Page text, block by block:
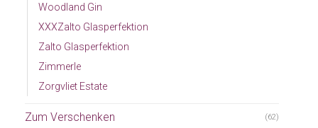
Woodland Gin
XXXZalto Glasperfektion
Zalto Glasperfektion
Zimmerle
Zorgvliet Estate
Zum Verschenken (62)